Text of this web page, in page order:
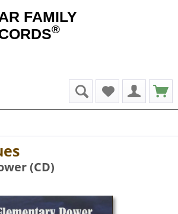
FAMILY
®
(CD)